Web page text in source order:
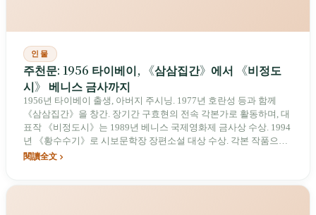
인물
주천문: 1956 타이베이, 《삼삼집간》에서 《비정도
시》 베니스 금사까지
1956년 타이베이 출생, 아버지 주시닝. 1977년 호란성 등과 함께
《삼삼집간》을 창간. 장기간 구효현의 전속 각본가로 활동하며, 대
표작 《비정도시》는 1989년 베니스 국제영화제 금사상 수상. 1994
년 《황수수기》로 시보문학장 장편소설 대상 수상. 각본 작품으로
《호남호녀》《남국재견남국》 등이 있음.
閱讀全文